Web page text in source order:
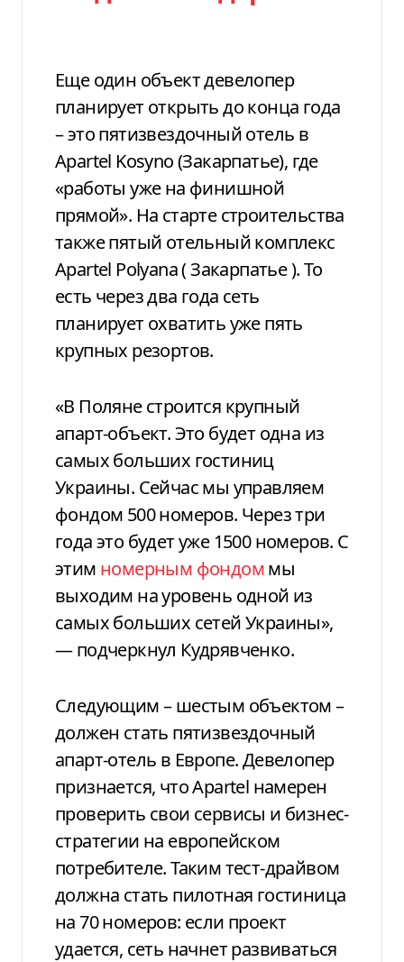
Еще один объект девелопер
планирует открыть до конца года
– это пятизвездочный отель в
Apartel Kosyno(Закарпатье), где
«работы уже на финишной
прямой». На старте строительства
также пятый отельный комплекс
Apartel Polyana(Закарпатье). То
есть через два года сеть
планирует охватить уже пять
крупных резортов.
«В Поляне строится крупный
апарт-объект. Это будет одна из
самых больших гостиниц
Украины. Сейчас мы управляем
фондом 500 номеров. Через три
года это будет уже 1500 номеров. С
этим номерным фондоммы
выходим на уровень одной из
самых больших сетей Украины»,
— подчеркнул Кудрявченко.
Следующим – шестым объектом –
должен стать пятизвездочный
апарт-отель в Европе. Девелопер
признается, чтоApartel намерен
проверить свои сервисы и бизнес-
стратегии на европейском
потребителе. Таким тест-драйвом
должна стать пилотная гостиница
на70 номеров: если проект
удается, сеть начнет развиваться